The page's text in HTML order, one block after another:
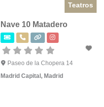
Teatros
Nave 10 Matadero
Paseo de la Chopera 14
Madrid Capital,Madrid